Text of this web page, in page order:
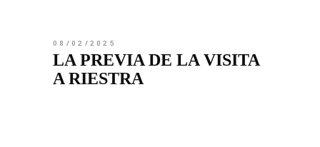
08/02/2025
LA PREVIA DE LA VISITA
A RIESTRA